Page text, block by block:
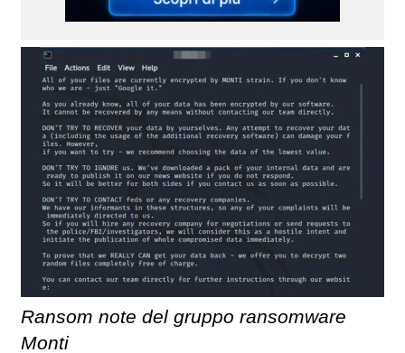
Ransom note del gruppo ransomware
Monti